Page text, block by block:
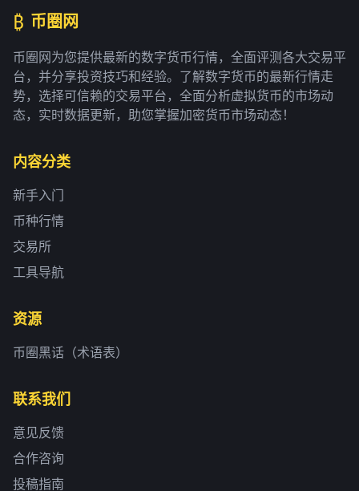
₿ 币圈网
币圈网为您提供最新的数字货币行情，全面评测各大交易平
台，并分享投资技巧和经验。了解数字货币的最新行情走
势，选择可信赖的交易平台，全面分析虚拟货币的市场动
态，实时数据更新，助您掌握加密货币市场动态！
内容分类
新手入门
币种行情
交易所
工具导航
资源
币圈黑话（术语表）
联系我们
意见反馈
合作咨询
投稿指南